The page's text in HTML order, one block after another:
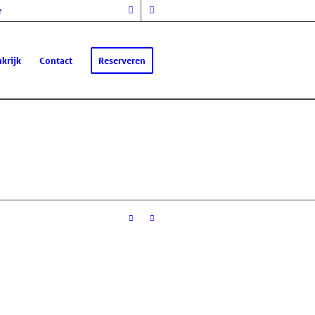
Contact Reserveren